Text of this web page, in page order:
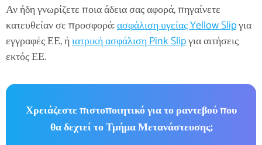
Αν ήδη γνωρίζετε ποια άδεια σας αφορά, πηγαίνετε
κατευθείαν σε προσφορά:ασφάλιση υγείας Yellow Slipγια
εγγραφές ΕΕ, ήιατρική ασφάλιση Pink Slipγια αιτήσεις
εκτός ΕΕ.
Χρειάζεστε πιστοποιητικό για το ραντεβού που
θα δεχτεί το Τμήμα Μετανάστευσης;